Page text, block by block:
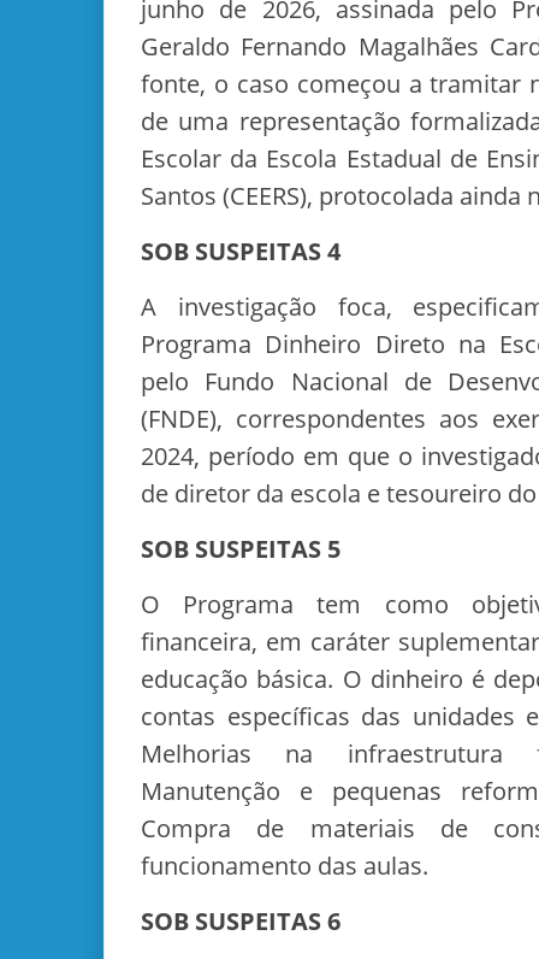
junho de 2026, assinada pelo
Geraldo Fernando Magalhães
fonte, o caso começou a tramitar
de uma representação
Escolar da Escola Estadual de
Santos (CEERS), protocolada
SOB SUSPEITAS 4
A investigação foca,
Programa Dinheiro Direto na
pelo Fundo Nacional de
(FNDE), correspondentes aos
2024, período em que o
de diretor da escola e tesoureiro
SOB SUSPEITAS 5
O Programa tem como
financeira, em caráter
educação básica. O dinheiro é
contas específicas das unidades
Melhorias na infraestrutura
Manutenção e pequenas
Compra de materiais de
funcionamento das aulas.
SOB SUSPEITAS 6